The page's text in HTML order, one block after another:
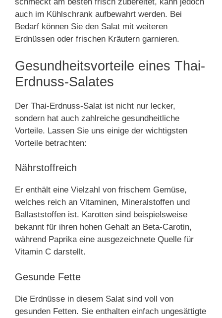
auch im Kühlschrank aufbewahrt werden. Bei
Bedarf können Sie den Salat mit weiteren
Erdnüssen oder frischen Kräutern garnieren.
Gesundheitsvorteile eines Thai-
Erdnuss-Salates
Der Thai-Erdnuss-Salat ist nicht nur lecker,
sondern hat auch zahlreiche gesundheitliche
Vorteile. Lassen Sie uns einige der wichtigsten
Vorteile betrachten:
Nährstoffreich
Er enthält eine Vielzahl von frischem Gemüse,
welches reich an Vitaminen, Mineralstoffen und
Ballaststoffen ist. Karotten sind beispielsweise
bekannt für ihren hohen Gehalt an Beta-Carotin,
während Paprika eine ausgezeichnete Quelle für
Vitamin C darstellt.
Gesunde Fette
Die Erdnüsse in diesem Salat sind voll von
gesunden Fetten. Sie enthalten einfach ungesättigte